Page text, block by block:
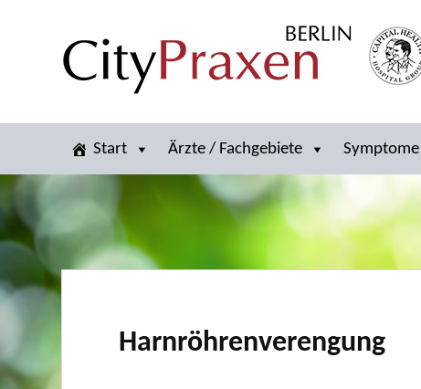
Start Ärzte / Fachgebiete Symptome
Harnröhrenverengung